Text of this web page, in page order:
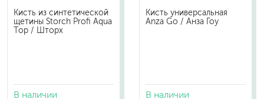
Кисть из синтетической
щетины Storch Profi Aqua
Top / Шторх
В наличии
Кисть универсальная
Anza Go / Анза Гоу
В наличии